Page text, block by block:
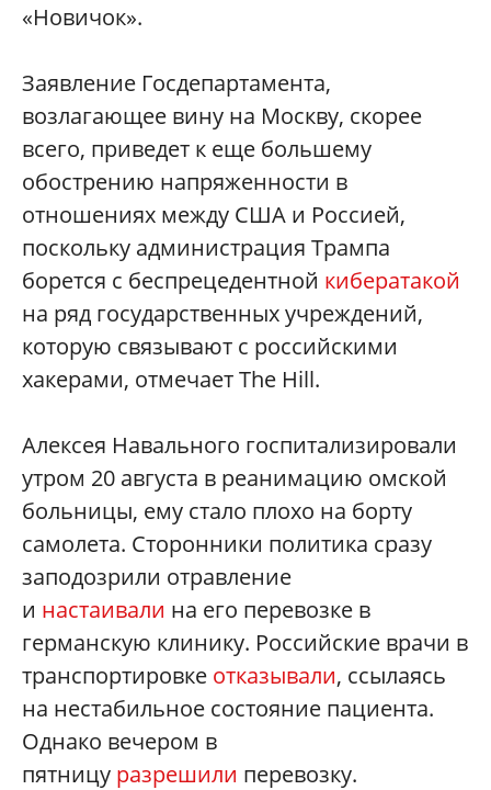
«Новичок».
Заявление Госдепартамента,
возлагающее вину на Москву, скорее
всего, приведет к еще большему
обострению напряженности в
отношениях между США и Россией,
поскольку администрация Трампа
борется с беспрецедентной кибератакой
на ряд государственных учреждений,
которую связывают с российскими
хакерами, отмечает The Hill.
Алексея Навального госпитализировали
утром 20 августа в реанимацию омской
больницы, ему стало плохо на борту
самолета. Сторонники политика сразу
заподозрили отравление
и настаивали на его перевозке в
германскую клинику. Российские врачи в
транспортировке отказывали, ссылаясь
на нестабильное состояние пациента.
Однако вечером в
пятницу разрешили перевозку.